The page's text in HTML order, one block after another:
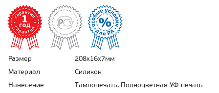
Размер
208х16х7мм
Материал
Силикон
Нанесение
Тампопечать, Полноцветная УФ печать